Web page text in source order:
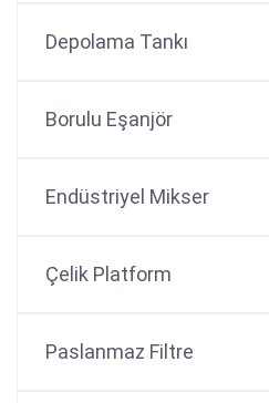
Depolama Tankı
Borulu Eşanjör
Endüstriyel Mikser
Çelik Platform
Paslanmaz Filtre